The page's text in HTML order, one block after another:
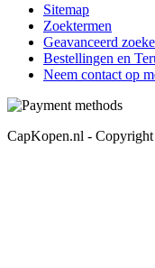
Sitemap
Zoektermen
Geavanceerd
Bestellingen en
Neem contact op
CapKopen.nl -